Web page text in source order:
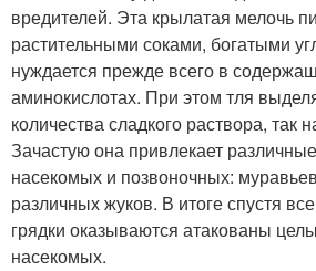
вредителей. Эта крылатая мелочь
растительными соками, богатыми
нуждается прежде всего в
аминокислотах. При этом тля
количества сладкого раствора, так
Зачастую она привлекает
насекомых и позвоночных:
различных жуков. В итоге спустя
грядки оказываются атакованы
насекомых.